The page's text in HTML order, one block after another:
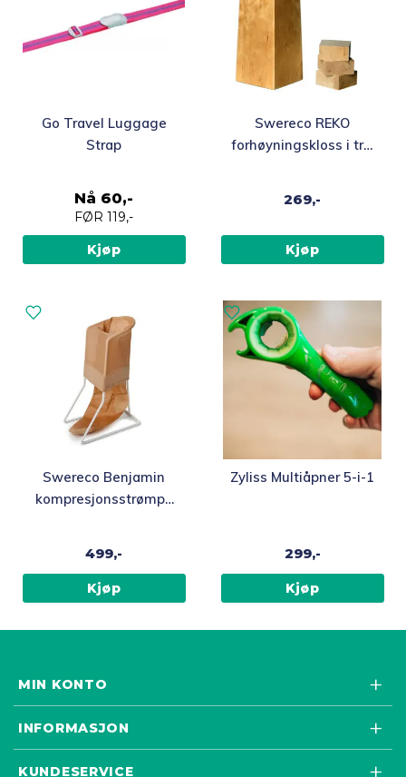
Go Travel Luggage
Strap
Nå 60,-
FØR 119,-
Kjøp
Swereco REKO
forhøyningskloss i tre,
269,-
Kjøp
Swereco Benjamin
kompresjonsstrømpe
499,-
Kjøp
Zyliss Multiåpner 5-i-1
299,-
Kjøp
MIN KONTO
INFORMASJON
KUNDESERVICE